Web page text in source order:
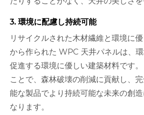
3. 環境に配慮し持続可能
リサイクルされた木材繊維と環境に
から作られた WPC 天井パネルは、
促進する環境に優しい建築材料です
ことで、森林破壊の削減に貢献し、
能な製品でより持続可能な未来の創
なります。